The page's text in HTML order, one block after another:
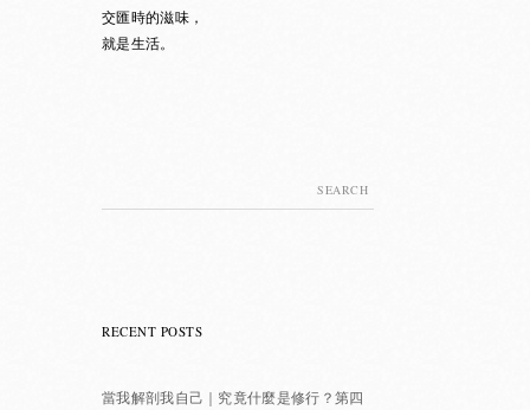
交匯時的滋味，
就是生活。
for:
RECENT POSTS
當我解剖我自己｜究竟什麼是修行？第四